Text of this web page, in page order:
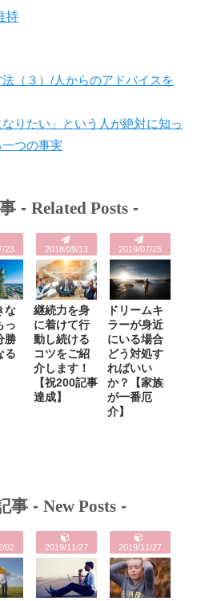
持
（３）/人からのアドバイスを
なりたい」という人が絶対に知っ
つの事実
- Related Posts-
23
な
っ
勝
る
2018/09/13
継続力を身
に着けて行
動し続ける
コツをご紹
介します！
【祝200記事
達成】
2019/07/25
ドリームキ
ラーが身近
にいる場合
どう対処す
ればいい
か？【家族
が一番厄
介】
事 - New Posts-
02 2019/11/27 2019/11/27